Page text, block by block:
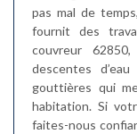
pas mal de
fournit des
couvreur
descentes
gouttières qui
habitation. Si
faites-nous